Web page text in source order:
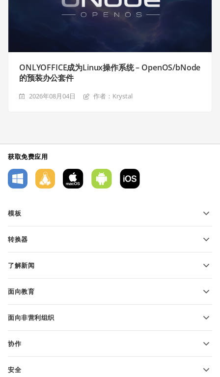
ONLYOFFICE成为Linux操作系统 – OpenOS/bNode
的预装办公套件
2026年08月04日 作者：Krystal
获取免费应用
模板
文本文档模板
转换器
转换电子表格
了解新闻
面向教育
适用于教育人士
面向非营利组织
申请免费帐户
协作
翻译人员
安全